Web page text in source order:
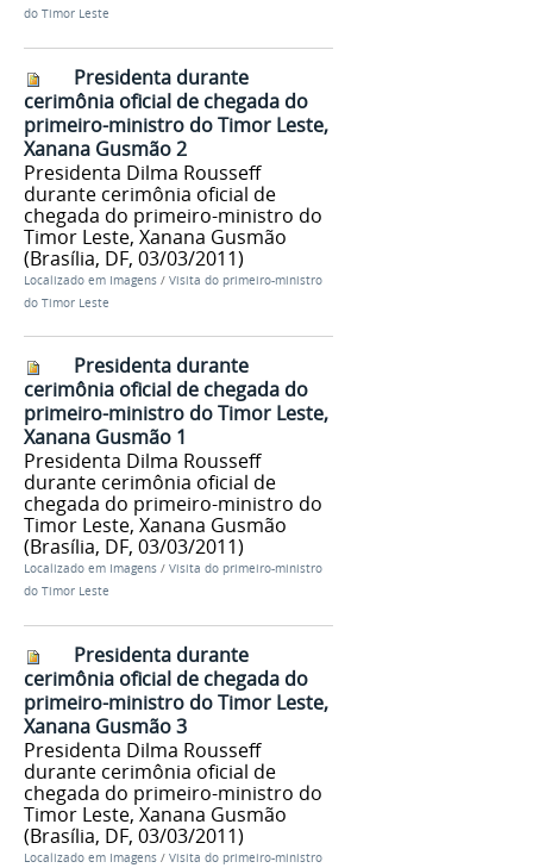
do Timor Leste
Presidenta durante
cerimônia oficial de chegada do
primeiro-ministro do Timor Leste,
Xanana Gusmão 2
Presidenta Dilma Rousseff
durante cerimônia oficial de
chegada do primeiro-ministro do
Timor Leste, Xanana Gusmão
(Brasília, DF, 03/03/2011)
Localizado em Imagens / Visita do primeiro-ministro
do Timor Leste
Presidenta durante
cerimônia oficial de chegada do
primeiro-ministro do Timor Leste,
Xanana Gusmão 1
Presidenta Dilma Rousseff
durante cerimônia oficial de
chegada do primeiro-ministro do
Timor Leste, Xanana Gusmão
(Brasília, DF, 03/03/2011)
Localizado em Imagens / Visita do primeiro-ministro
do Timor Leste
Presidenta durante
cerimônia oficial de chegada do
primeiro-ministro do Timor Leste,
Xanana Gusmão 3
Presidenta Dilma Rousseff
durante cerimônia oficial de
chegada do primeiro-ministro do
Timor Leste, Xanana Gusmão
(Brasília, DF, 03/03/2011)
Localizado em Imagens / Visita do primeiro-ministro